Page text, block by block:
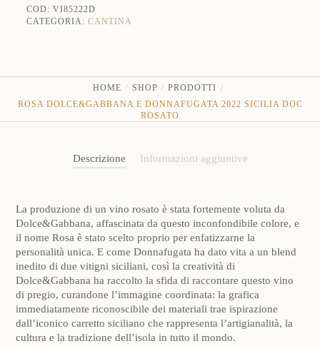
Sicilia
Doc
COD: VI85222D
CATEGORIA: CANTINA
HOME SHOP
PRODOTTI
ROSA DOLCE&GABBANA E DONNAFUGATA 2022 SICILIA DOC
ROSATO
Descrizione Informazioni aggiuntive
La produzione di un vino rosato è stata fortemente voluta da
Dolce&Gabbana, affascinata da questo inconfondibile colore, e
il nome Rosa è stato scelto proprio per enfatizzarne la
personalità unica. E come Donnafugata ha dato vita a un blend
inedito di due vitigni siciliani, così la creatività di
Dolce&Gabbana ha raccolto la sfida di raccontare questo vino
di pregio, curandone l’immagine coordinata: la grafica
immediatamente riconoscibile dei materiali trae ispirazione
dall’iconico carretto siciliano che rappresenta l’artigianalità, la
cultura e la tradizione dell’isola in tutto il mondo.